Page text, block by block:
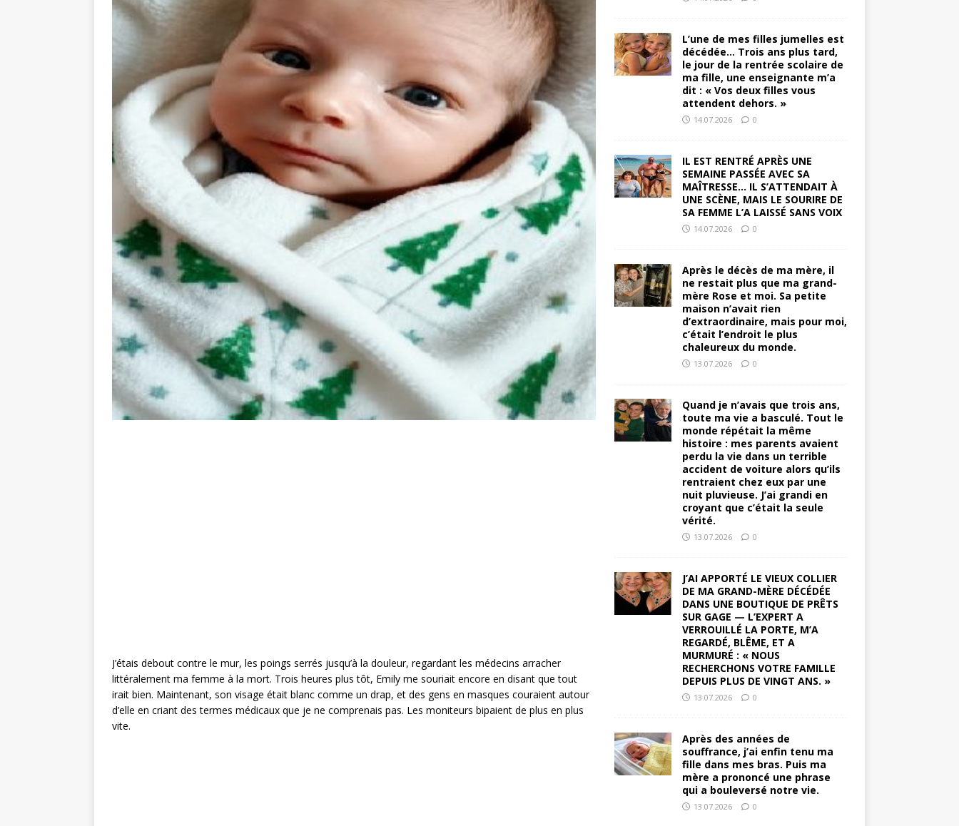
J’étais debout contre le mur, les poings serrés jusqu’à la douleur, regardant les médecins arracher
littéralement ma femme à la mort. Trois heures plus tôt, Emily me souriait encore en disant que tout
irait bien. Maintenant, son visage était blanc comme un drap, et des gens en masques couraient autour
d’elle en criant des termes médicaux que je ne comprenais pas. Les moniteurs bipaient de plus en plus
vite.
L’une de mes filles jumelles est
décédée… Trois ans plus tard,
le jour de la rentrée scolaire de
ma fille, une enseignante m’a
dit : « Vos deux filles vous
attendent dehors. »
14.07.2026 0
IL EST RENTRÉ APRÈS UNE
SEMAINE PASSÉE AVEC SA
MAÎTRESSE… IL S’ATTENDAIT À
UNE SCÈNE, MAIS LE SOURIRE DE
SA FEMME L’A LAISSÉ SANS VOIX
14.07.2026 0
Après le décès de ma mère, il
ne restait plus que ma grand-
mère Rose et moi. Sa petite
maison n’avait rien
d’extraordinaire, mais pour moi,
c’était l’endroit le plus
chaleureux du monde.
13.07.2026 0
Quand je n’avais que trois ans,
toute ma vie a basculé. Tout le
monde répétait la même
histoire : mes parents avaient
perdu la vie dans un terrible
accident de voiture alors qu’ils
rentraient chez eux par une
nuit pluvieuse. J’ai grandi en
croyant que c’était la seule
vérité.
13.07.2026 0
J’AI APPORTÉ LE VIEUX COLLIER
DE MA GRAND-MÈRE DÉCÉDÉE
DANS UNE BOUTIQUE DE PRÊTS
SUR GAGE — L’EXPERT A
VERROUILLÉ LA PORTE, M’A
REGARDÉ, BLÊME, ET A
MURMURÉ : « NOUS
RECHERCHONS VOTRE FAMILLE
DEPUIS PLUS DE VINGT ANS. »
13.07.2026 0
Après des années de
souffrance, j’ai enfin tenu ma
fille dans mes bras. Puis ma
mère a prononcé une phrase
qui a bouleversé notre vie.
13.07.2026 0